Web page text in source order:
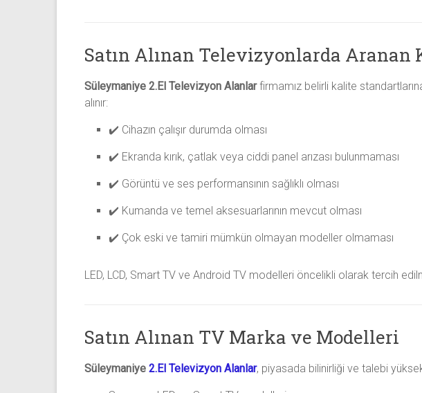
Satın Alınan Televizyonlarda Aranan
Süleymaniye 2.El Televizyon Alanlarfirmamız belirli kalite
alınır:
✔️ Cihazın çalışır durumda olması
✔️ Ekranda kırık, çatlak veya ciddi panel arızası bulunmaması
✔️ Görüntü ve ses performansının sağlıklı olması
✔️ Kumanda ve temel aksesuarlarının mevcut olması
✔️ Çok eski ve tamiri mümkün olmayan modeller olmaması
LED, LCD, Smart TV ve Android TV modelleri öncelikli olarak tercih
Satın Alınan TV Marka ve Modelleri
Süleymaniye 2.El Televizyon Alanlar, piyasada bilinirliği ve talebi